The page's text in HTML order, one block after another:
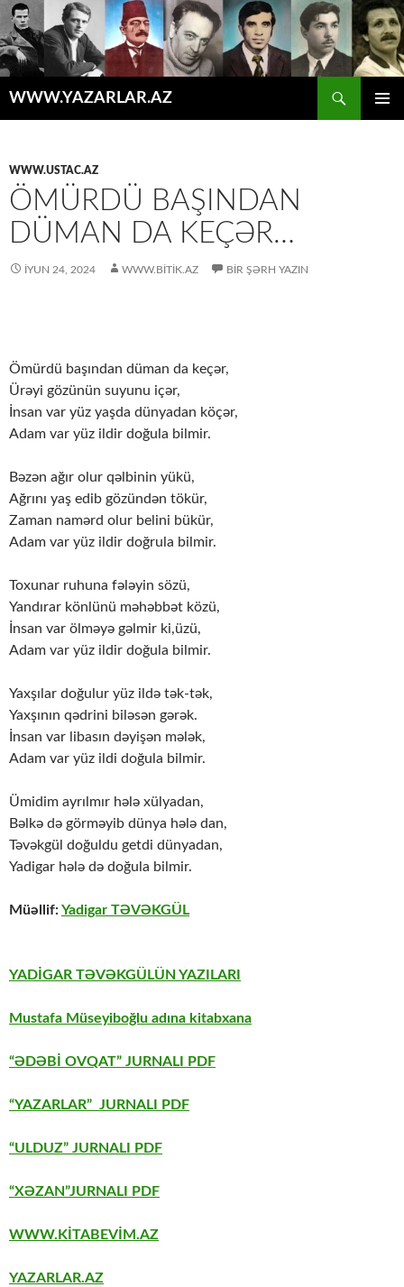
WWW.YAZARLAR.AZ
WWW.USTAC.AZ
ÖMÜRDÜ BAŞINDAN
DÜMAN DA KEÇƏR…
İYUN 24, 2024 WWW.BITIK.AZ BIR ŞƏRH YAZIN
Ömürdü başından düman da keçər,
Ürəyi gözünün suyunu içər,
İnsan var yüz yaşda dünyadan köçər,
Adam var yüz ildir doğula bilmir.
Bəzən ağır olur qəlbinin yükü,
Ağrını yaş edib gözündən tökür,
Zaman namərd olur belini bükür,
Adam var yüz ildir doğrula bilmir.
Toxunar ruhuna fələyin sözü,
Yandırar könlünü məhəbbət közü,
İnsan var ölməyə gəlmir ki,üzü,
Adam var yüz ildir doğula bilmir.
Yaxşılar doğulur yüz ildə tək-tək,
Yaxşının qədrini biləsən gərək.
İnsan var libasın dəyişən mələk,
Adam var yüz ildi doğula bilmir.
Ümidim ayrılmır hələ xülyadan,
Bəlkə də görməyib dünya hələ dan,
Təvəkgül doğuldu getdi dünyadan,
Yadigar hələ də doğula bilmir.
Müəllif:Yadigar TƏVƏKGÜL
YADİGAR TƏVƏKGÜLÜN YAZILARI
Mustafa Müseyiboğlu adına kitabxana
“ƏDƏBİ OVQAT” JURNALI PDF
“YAZARLAR” JURNALI PDF
“ULDUZ” JURNALI PDF
“XƏZAN”JURNALI PDF
WWW.KİTABEVİM.AZ
YAZARLAR.AZ